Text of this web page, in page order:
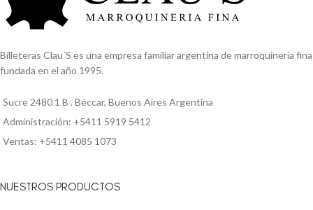
Billeteras Clau´S es una empresa familiar argentina de marroquinería fina
fundada en el año 1995.
Sucre 2480 1 B . Béccar, Buenos Aires Argentina
Administración: +5411 5919 5412
Ventas: +5411 4085 1073
NUESTROS PRODUCTOS